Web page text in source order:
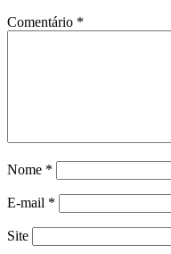
Comentário *
Nome *
E-mail *
Site